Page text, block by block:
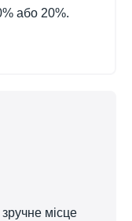
або 20%.
місце